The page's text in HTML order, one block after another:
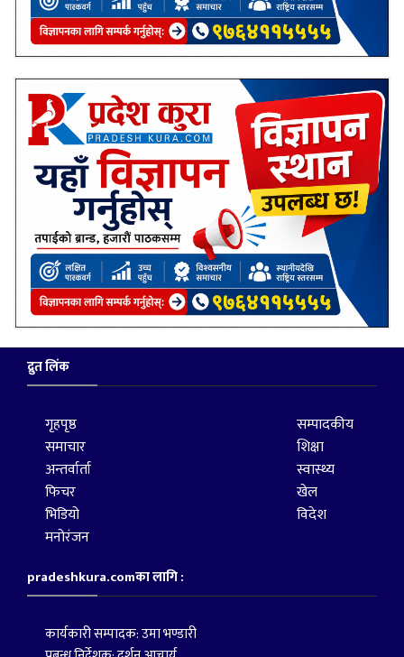
द्रुत लिंक
गृहपृष्ठ
समाचार
अन्तर्वार्ता
फिचर
भिडियो
मनोरंजन
सम्पादकीय
शिक्षा
स्वास्थ्य
खेल
विदेश
pradeshkura.comका लागि :
कार्यकारी सम्पादक: उमा भण्डारी